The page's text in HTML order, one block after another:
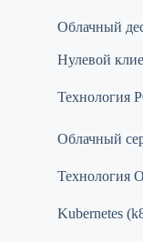
Облачный
Нулевой
Технология
Облачный
Технология
Kubernetes